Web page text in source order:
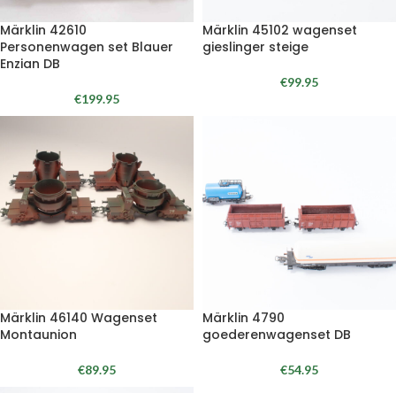
Märklin 42610
Personenwagen set Blauer
Enzian DB
€199.95
Märklin 45102 wagenset
gieslinger steige
€99.95
Märklin 46140 Wagenset
Montaunion
€89.95
Märklin 4790
goederenwagenset DB
€54.95